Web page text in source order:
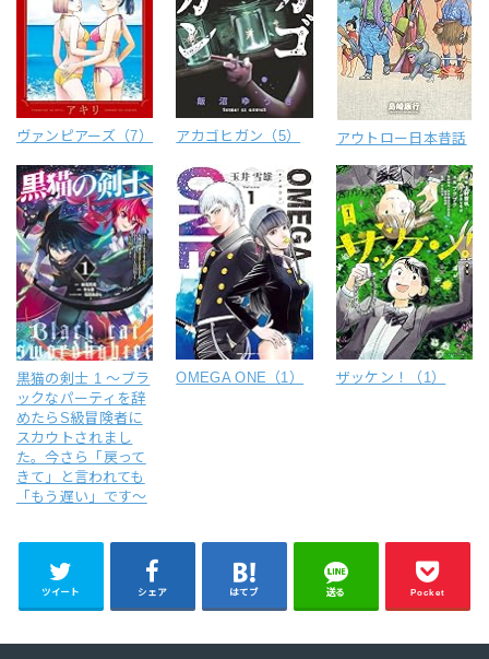
ヴァンピアーズ（7） アカゴヒガン（5） アウトロー日本昔話
黒猫の剣士 1 ～ブラ
ックなパーティを辞
めたらS級冒険者に
スカウトされまし
た。今さら「戻って
きて」と言われても
「もう遅い」です～
OMEGA ONE（1） ザッケン！（1）
ツイート シェア はてブ 送る Pocket